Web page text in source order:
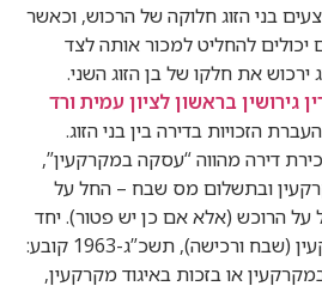
בני הזוג חלוקה של הרכוש, וכאשר
להחליט למכור אותה לצד
ירכוש את חלקו של בן הזוג השני.
גירושין בראשון לציון עמית ורד
הזכויות בדירה בין בני הזוג.
דירה מהווה “עסקה במקרקעין”,
ובתשלום מס שבח – החל על
הרוכש (אלא אם כן יש פטור). יחד
עם זאת, חוק מיסוי מקרקעין (שבח ורכישה), תשכ”ג-1963 קובע:
או בזכות באיגוד מקרקעין,